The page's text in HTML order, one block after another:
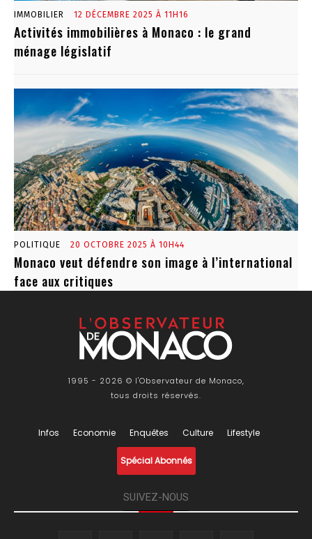
IMMOBILIER 12 DÉCEMBRE 2025 À 11H16
Activités immobilières à Monaco : le grand
ménage législatif
POLITIQUE 20 OCTOBRE 2025 À 10H44
Monaco veut défendre son image à l’international
face aux critiques
1995 - 2026 © l'Observateur de Monaco,
tous droits réservés.
Infos Economie Enquêtes Culture Lifestyle
Spécial Abonnés
SUIVEZ-NOUS